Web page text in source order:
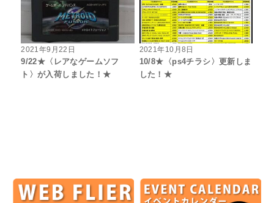
2021年9月22日
9/22★〈レアなゲームソフ
ト〉が入荷しました！★
2021年10月8日
10/8★〈ps4チラシ〉更新しま
した！★